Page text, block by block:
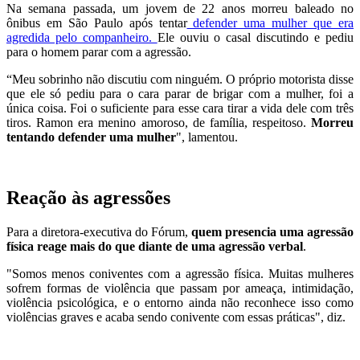
Na semana passada, um jovem de 22 anos morreu baleado no
ônibus em São Paulo após tentardefender uma mulher que era
agredida pelo companheiro. Ele ouviu o casal discutindo e pediu
para o homem parar com a agressão.
“Meu sobrinho não discutiu com ninguém. O próprio motorista disse
que ele só pediu para o cara parar de brigar com a mulher, foi a
única coisa. Foi o suficiente para esse cara tirar a vida dele com três
tiros. Ramon era menino amoroso, de família, respeitoso. Morreu
tentando defender uma mulher", lamentou.
Reação às agressões
Para a diretora-executiva do Fórum, quem presencia uma agressão
física reage mais do que diante de uma agressão verbal.
"Somos menos coniventes com a agressão física. Muitas mulheres
sofrem formas de violência que passam por ameaça, intimidação,
violência psicológica, e o entorno ainda não reconhece isso como
violências graves e acaba sendo conivente com essas práticas", diz.